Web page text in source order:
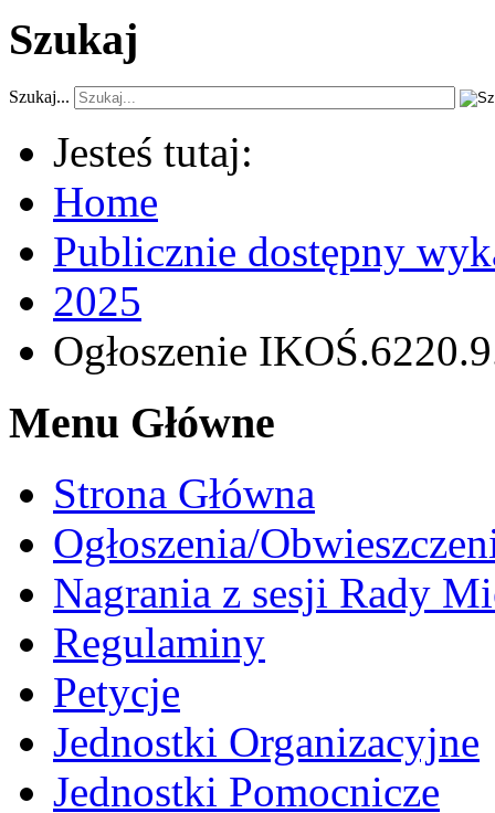
Szukaj
Szukaj...
Jesteś tutaj:
Home
Publicznie dostępny
2025
Ogłoszenie
Menu Główne
Strona Główna
Ogłoszenia/
Nagrania z sesji Rady
Regulaminy
Petycje
Jednostki Organizacyjne
Jednostki Pomocnicze